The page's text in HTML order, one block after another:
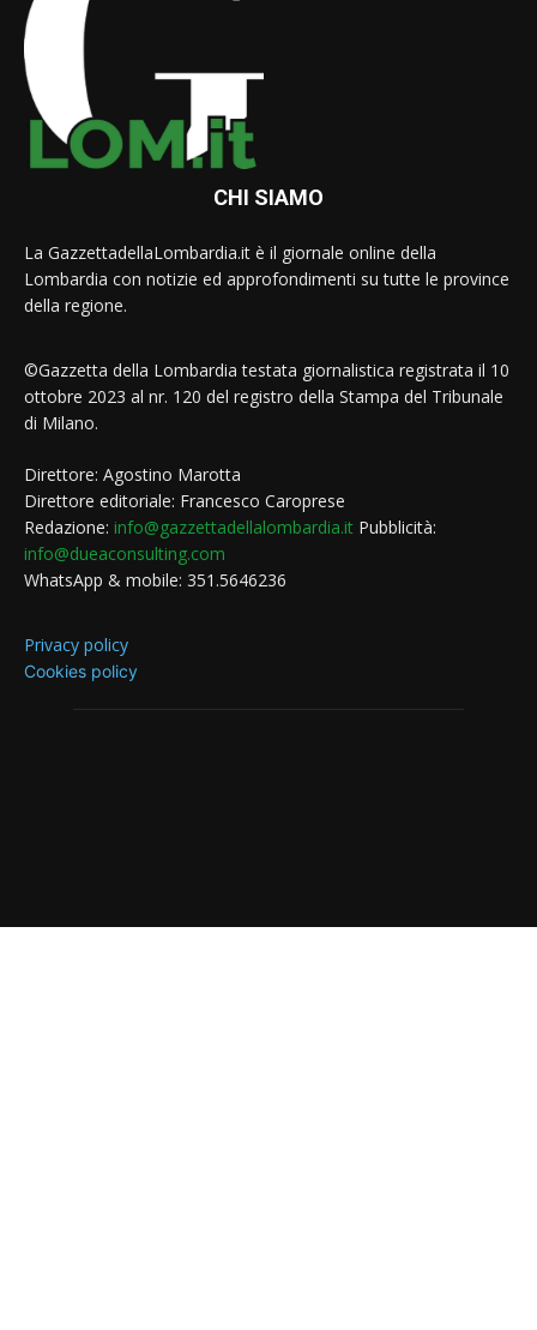
CHI SIAMO
La GazzettadellaLombardia.it è il giornale online della
Lombardia con notizie ed approfondimenti su tutte le province
della regione.
©Gazzetta della Lombardia testata giornalistica registrata il 10
ottobre 2023 al nr. 120 del registro della Stampa del Tribunale
di Milano.
Direttore: Agostino Marotta
Direttore editoriale: Francesco Caroprese
Redazione: info@gazzettadellalombardia.it Pubblicità:
info@dueaconsulting.com
WhatsApp & mobile: 351.5646236
Privacy policy
Cookies policy